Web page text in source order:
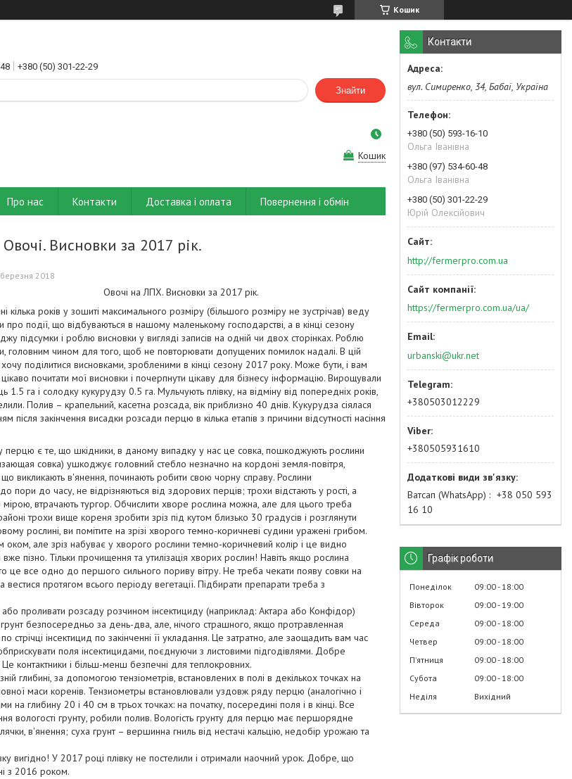
Кошик
+380 (50) 301-22-29
Знайти
Кошик
Про нас Контакти Доставка і оплата Повернення і обмін
Овочі. Висновки за 2017 рік.
2018
Овочі на ЛПХ. Висновки за 2017 рік.
кілька років у зошиті максимального розміру (більшого розміру не зустрічав) веду
про події, що відбуваються в нашому маленькому господарстві, а в кінці сезону
підсумки і роблю висновки у вигляді записів на одній чи двох сторінках. Роблю
головним чином для того, щоб не повторювати допущених помилок надалі. В цій
хочу поділитися висновками, зробленими в кінці сезону 2017 року. Може бути, і вам
почитати мої висновки і почерпнути цікаву для бізнесу інформацію. Вирощували
1.5 га і солодку кукурудзу 0.5 га. Мульчують плівку, на відміну від попередніх років,
Полив – крапельний, касетна розсада, вік приблизно 40 днів. Кукурудза сіялася
після закінчення висадки розсади перцю в кілька етапів з причини відсутності насіння
перцю є те, що шкідники, в даному випадку у нас це совка, пошкоджують рослини
совка) ушкоджує головний стебло незначно на кордоні земля-повітря,
викликають в'янення, починають робити свою чорну справу. Рослини
пори до часу, не відрізняються від здорових перців; трохи відстають у рості, а
мірою, втрачають тургор. Обчислити хворе рослина можна, але для цього треба
трохи вище кореня зробити зріз під кутом близько 30 градусів і розглянути
рослині, ви помітите на зрізі хворого темно-коричневі судини уражені грибом.
але зріз набуває у хворого рослини темно-коричневий колір і це видно
пізно. Тільки прочищення та утилізація хворих рослин! Навіть якщо рослина
це все одно до першого сильного пориву вітру. Не треба чекати появу совки на
протягом всього періоду вегетації. Підбирати препарати треба з
проливати розсаду розчином інсектициду (наприклад: Актара або Конфідор)
безпосередньо за день-два, але, нічого страшного, якщо протравленная
стрічці інсектицид по закінченні її укладання. Це затратно, але заощадить вам час
поля інсектицидами, поєднуючи з листовими підгодівлями. Добре
контактники і більш-менш безпечні для теплокровних.
глибині, за допомогою тензіометрів, встановлених в полі в декількох точках на
маси коренів. Тензиометры встановлювали уздовж ряду перцю (аналогічно і
на глибину 20 і 40 см в трьох точках: на початку, посередині поля і в кінці. Все
вологості грунту, робили полив. Вологість грунту для перцю має першорядне
в'янення; суха грунт – вершинна гниль від нестачі кальцію, недобір урожаю та
вигідно! У 2017 році плівку не постелили і отримали наочний урок. Добре, що
з 2016 роком.
Контакти
вул. Симиренко, 34, Бабаї, Україна
+380 (50) 593-16-10
Ольга Іванівна
+380 (97) 534-60-48
Ольга Іванівна
+380 (50) 301-22-29
Юрій Олексійович
http://fermerpro.com.ua
https://fermerpro.com.ua/ua/
urbanski@ukr.net
+380503012229
+380505931610
Ватсап (WhatsApp)
+38 050 593
16 10
Графік роботи
Понеділок 09:00 18:00
Вівторок
09:00 19:00
Середа
09:00 18:00
Четвер
09:00 18:00
Пʼятниця
09:00 18:00
Субота
09:00 18:00
Неділя
Вихідний